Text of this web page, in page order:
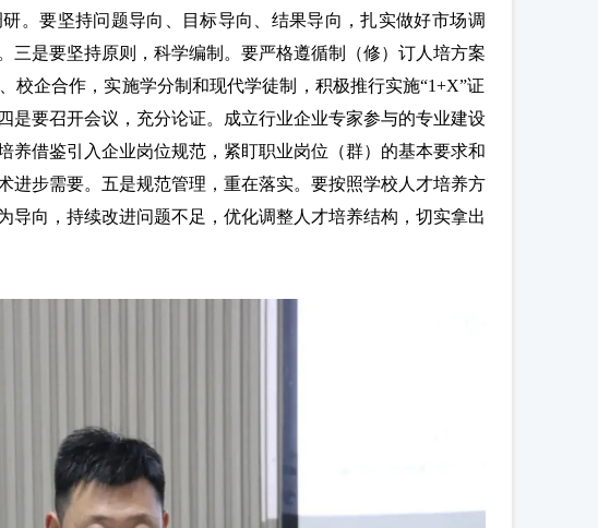
。要坚持问题导向、目标导向、结果导向，扎实做好市场调
三是要坚持原则，科学编制。要严格遵循制（修）订人培方案
校企合作，实施学分制和现代学徒制，积极推行实施“1+X”证
是要召开会议，充分论证。成立行业企业专家参与的专业建设
养借鉴引入企业岗位规范，紧盯职业岗位（群）的基本要求和
进步需要。五是规范管理，重在落实。要按照学校人才培养方
导向，持续改进问题不足，优化调整人才培养结构，切实拿出